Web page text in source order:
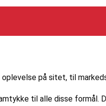
på sitet, til
til alle disse formål.